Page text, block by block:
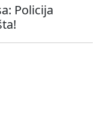
Policija